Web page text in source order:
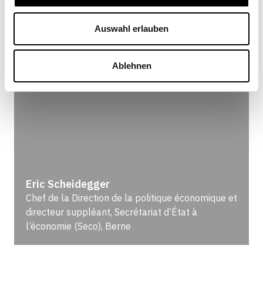
Auswahl erlauben
Ablehnen
Eric Scheidegger
Chef de la Direction de la politique économique et
directeur suppléant, Secrétariat d’État à
l’économie (Seco), Berne